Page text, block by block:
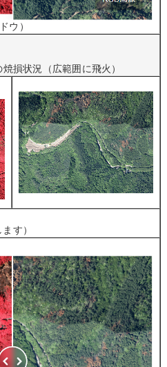
ウ）
損状況（広範囲に飛火）
す）